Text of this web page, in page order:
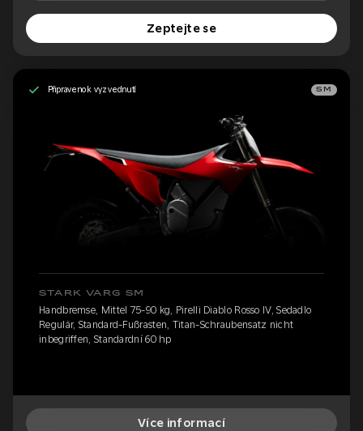
Zeptejte se
Připraveno k vyzvednutí SM
STARK VARG SM
Handbremse, Mittel 75-90 kg, Pirelli Diablo Rosso IV, Sedadlo
Regulär, Standard-Fußrasten, Titan-Schraubensatz nicht
inbegriffen, Standardní 60 hp
Více informací